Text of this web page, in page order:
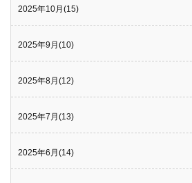
2025年10月(15)
2025年9月(10)
2025年8月(12)
2025年7月(13)
2025年6月(14)